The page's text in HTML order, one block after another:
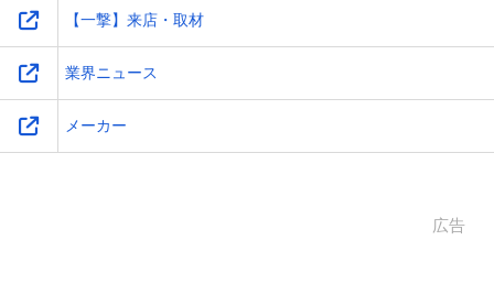
【一撃】来店・取材
業界ニュース
メーカー
広告